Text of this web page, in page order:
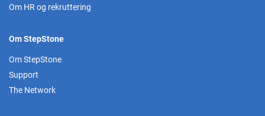
Om HR og rekruttering
Om StepStone
Om StepStone
Support
The Network